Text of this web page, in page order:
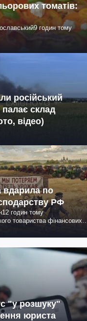
томатів:
9 годин тому
російський
склад
відео)
вдарила по
РФ
12 годин тому
товариства фінансових
"у розшуку"
юриста